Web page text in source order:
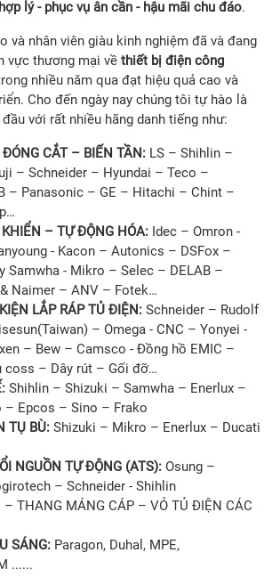
lý - phục vụ ân cần - hậu mãi chu đáo.
và nhân viên giàu kinh nghiệm đã và đang
vực thương mại về thiết bị điện công
nhiều năm qua đạt hiệu quả cao và
Cho đến ngày nay chúng tôi tự hào là
với rất nhiều hãng danh tiếng như:
CẮT – BIẾN TẦN: LS – Shihlin –
– Schneider – Hyundai – Teco –
– Panasonic – GE – Hitachi – Chint –
– TỰ ĐỘNG HÓA: Idec – Omron -
- Kacon – Autonics – DSFox –
Samwha - Mikro – Selec – DELAB –
Naimer – ANV – Fotek…
LẮP RÁP TỦ ĐIỆN: Schneider – Rudolf
– Omega - CNC – Yonyei -
– Bew – Camsco - Đồng hồ EMIC –
coss – Dây rút – Gối đỡ…
Shihlin – Shizuki – Samwha – Enerlux –
– Epcos – Sino – Frako
TỤ BÙ: Shizuki – Mikro – Enerlux – Ducati
NGUỒN TỰ ĐỘNG (ATS): Osung –
– Schneider - Shihlin
– THANG MÁNG CÁP – VỎ TỦ ĐIỆN CÁC
SÁNG: Paragon, Duhal, MPE,
......